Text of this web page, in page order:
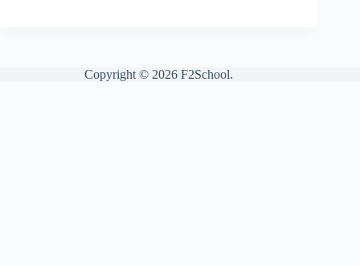
Copyright © 2026 F2School.